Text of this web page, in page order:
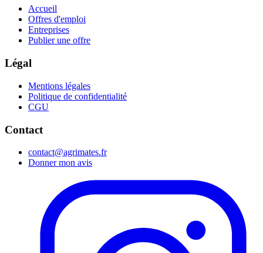
Accueil
Offres d'emploi
Entreprises
Publier une offre
Légal
Mentions légales
Politique de confidentialité
CGU
Contact
contact@agrimates.fr
Donner mon avis